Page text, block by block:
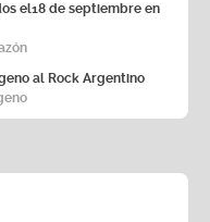
el18 de septiembre en
al Rock Argentino